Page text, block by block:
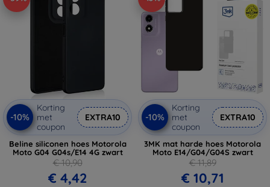
-10%
Korting
met
coupon
EXTRA10
Beline siliconen hoes Motorola
Moto G04 G04s/E14 4G zwart
€ 10,90
€ 4,42
-10%
Korting
met
coupon
EXTRA10
3MK mat harde hoes Motorola
Moto E14/G04/G04S zwart
€ 11,89
€ 10,71